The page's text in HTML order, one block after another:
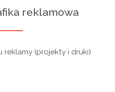
reklamowa
reklamy (projekty i druki)